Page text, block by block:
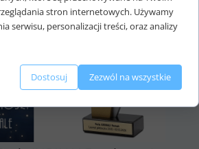
stron internetowych. Używamy
serwisu, personalizacji treści, oraz analizy
Dostosuj Zezwól na wszystkie